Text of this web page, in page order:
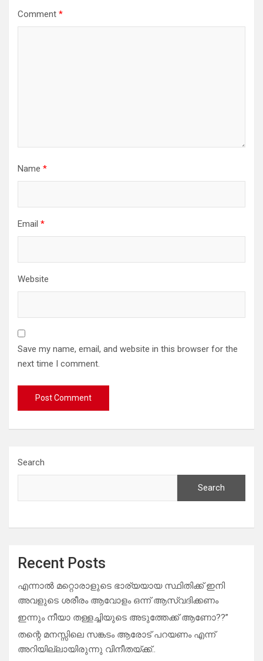
Comment *
Name *
Email *
Website
Save my name, email, and website in this browser for the
next time I comment.
Search
Search
Recent Posts
എന്നാൽ മറ്റൊരാളുടെ ഭാര്യയായ സ്ഥിതിക്ക് ഇനി
അവളുടെ ശരീരം ആവോളം ഒന്ന് ആസ്വദിക്കണം
ഇന്നും നീയാ തള്ളച്ചിയുടെ അടുത്തേക്ക് ആണോ??”
തന്റെ മനസ്സിലെ സങ്കടം ആരോട് പറയണം എന്ന്
അറിയില്ലായിരുന്നു വിനീതയ്ക്ക്..